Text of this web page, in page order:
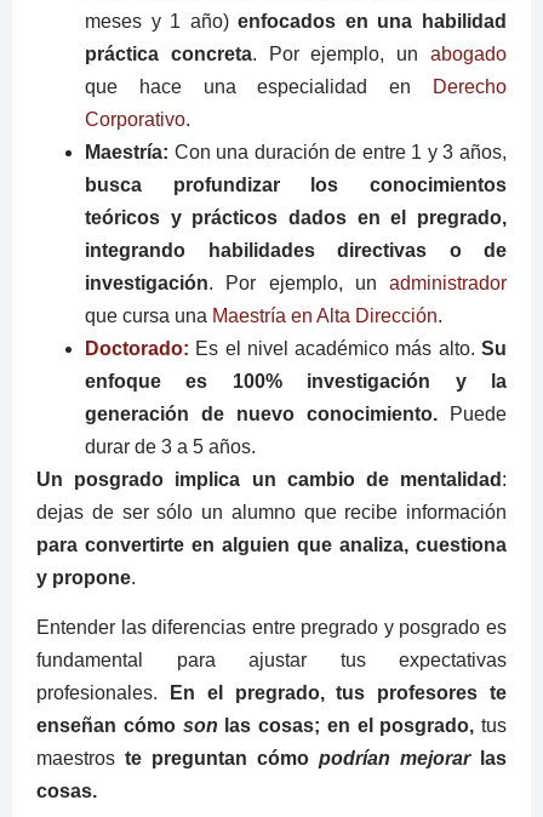
meses y 1 año)enfocados en una habilidad
práctica concreta. Por ejemplo, unabogado
que hace una especialidad en
Derecho
Corporativo.
Maestría: Con una duración de entre 1 y 3 años,
busca profundizar los conocimientos
teóricos y prácticos dados en el pregrado,
integrando habilidades directivas o de
investigación. Por ejemplo, un administrador
que cursa una Maestría en Alta Dirección.
Doctorado: Es el nivel académico más alto. Su
enfoque es 100% investigación y la
generación de nuevo conocimiento. Puede
durar de 3 a 5 años.
Un posgrado implica un cambio de mentalidad :
dejas de ser sólo un alumno que recibe información
para convertirte en alguien que analiza, cuestiona
y propone.
Entender las diferencias entre pregrado y posgrado es
fundamental para ajustar tus expectativas
profesionales.
En el pregrado, tus profesores te
enseñan cómo son las cosas; en el posgrado, tus
maestros te preguntan cómo podrían mejorarlas
cosas.